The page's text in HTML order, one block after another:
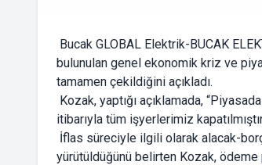
Bucak GLOBAL Elektrik-BUCAK
bulunulan genel ekonomik kriz ve
tamamen çekildiğini açıkladı.
Kozak, yaptığı açıklamada,
itibarıyla tüm işyerlerimiz
İflas süreciyle ilgili olarak alacak-
yürütüldüğünü belirten Kozak, ödeme